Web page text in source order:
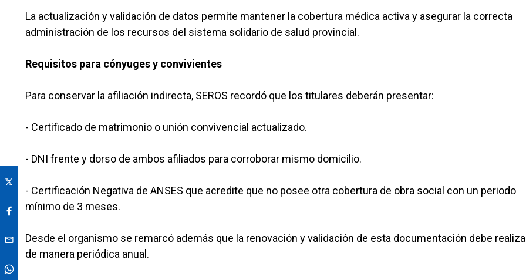
La actualización y validación de datos permite mantener la cobertura médica activa y asegurar la correcta
administración de los recursos del sistema solidario de salud provincial.
Requisitos para cónyuges y convivientes
Para conservar la afiliación indirecta, SEROS recordó que los titulares deberán presentar:
- Certificado de matrimonio o unión convivencial actualizado.
- DNI frente y dorso de ambos afiliados para corroborar mismo domicilio.
- Certificación Negativa de ANSES que acredite que no posee otra cobertura de obra social con un periodo
mínimo de 3 meses.
Desde el organismo se remarcó además que la renovación y validación de esta documentación debe
de manera periódica anual.